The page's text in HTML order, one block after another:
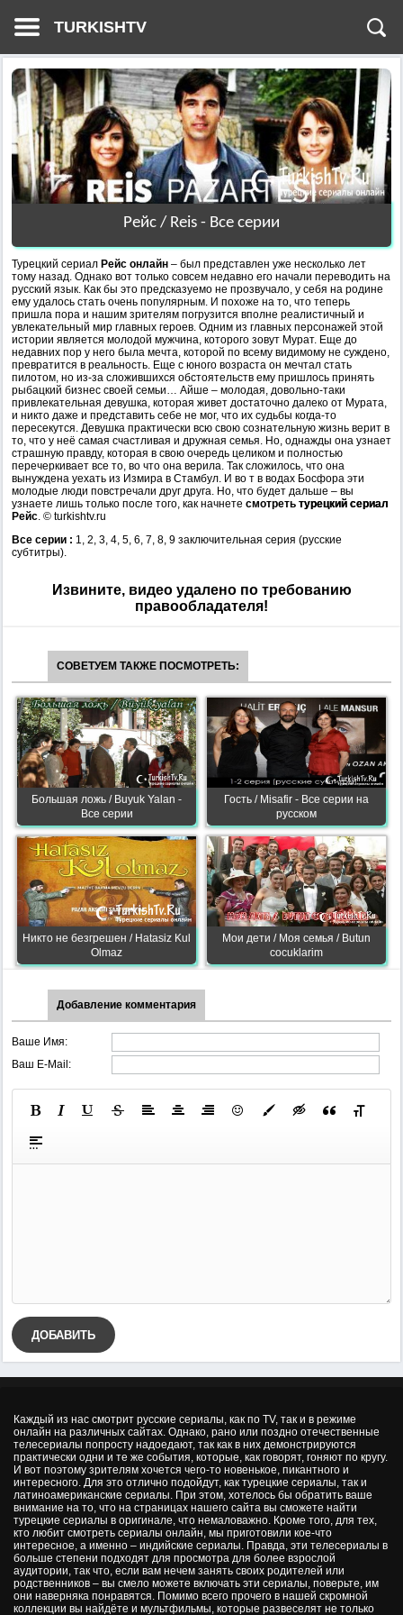
TURKISHTV
Рейс / Reis - Все серии
Турецкий сериал Рейс онлайн – был представлен уже несколько лет
тому назад. Однако вот только совсем недавно его начали переводить на
русский язык. Как бы это предсказуемо не прозвучало, у себя на родине
ему удалось стать очень популярным. И похоже на то, что теперь
пришла пора и нашим зрителям погрузится вполне реалистичный и
увлекательный мир главных героев. Одним из главных персонажей этой
истории является молодой мужчина, которого зовут Мурат. Еще до
недавних пор у него была мечта, которой по всему видимому не суждено,
превратится в реальность. Еще с юного возраста он мечтал стать
пилотом, но из-за сложившихся обстоятельств ему пришлось принять
рыбацкий бизнес своей семьи… Айше – молодая, довольно-таки
привлекательная девушка, которая живет достаточно далеко от Мурата,
и никто даже и представить себе не мог, что их судьбы когда-то
пересекутся. Девушка практически всю свою сознательную жизнь верит в
то, что у неё самая счастливая и дружная семья. Но, однажды она узнает
страшную правду, которая в свою очередь целиком и полностью
перечеркивает все то, во что она верила. Так сложилось, что она
вынуждена уехать из Измира в Стамбул. И во т в водах Босфора эти
молодые люди повстречали друг друга. Но, что будет дальше – вы
узнаете лишь только после того, как начнете смотреть турецкий сериал
Рейс. © turkishtv.ru
Все серии : 1, 2, 3, 4, 5, 6, 7, 8, 9 заключительная серия (русские
субтитры).
Извините, видео удалено по требованию
правообладателя!
СОВЕТУЕМ ТАКЖЕ ПОСМОТРЕТЬ:
Большая ложь / Buyuk Yalan -
Все серии
Гость / Misafir - Все серии на
русском
Никто не безгрешен / Hatasiz Kul
Olmaz
Мои дети / Моя семья / Butun
cocuklarim
Добавление комментария
Ваше Имя:
Ваш E-Mail:
ДОБАВИТЬ
Каждый из нас смотрит русские сериалы, как по TV, так и в режиме
онлайн на различных сайтах. Однако, рано или поздно отечественные
телесериалы попросту надоедают, так как в них демонстрируются
практически одни и те же события, которые, как говорят, гоняют по кругу.
И вот поэтому зрителям хочется чего-то новенькое, пикантного и
интересного. Для это отлично подойдут, как турецкие сериалы, так и
латиноамериканские сериалы. При этом, хотелось бы обратить ваше
внимание на то, что на страницах нашего сайта вы сможете найти
турецкие сериалы в оригинале, что немаловажно. Кроме того, для тех,
кто любит смотреть сериалы онлайн, мы приготовили кое-что
интересное, а именно – индийские сериалы. Правда, эти телесериалы в
больше степени подходят для просмотра для более взрослой
аудитории, так что, если вам нечем занять своих родителей или
родственников – вы смело можете включать эти сериалы, поверьте, им
они наверняка понравятся. Помимо всего прочего в нашей скромной
коллекции вы найдёте и мультфильмы, которые развеселят не только